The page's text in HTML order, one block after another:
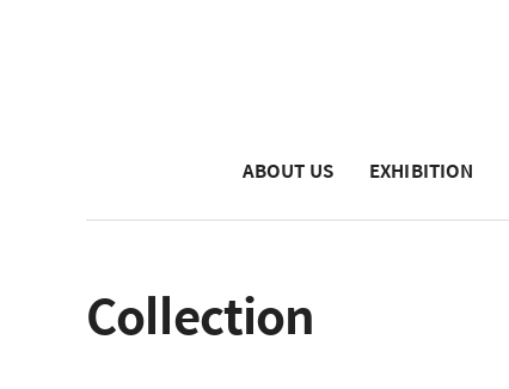
ABOUT US EXHIBITION
Collection